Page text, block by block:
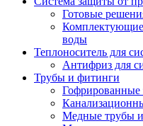
Готовые
Комплектующие
воды
Теплоноситель для
Антифриз для
Трубы и фитинги
Гофрированные
Медные трубы